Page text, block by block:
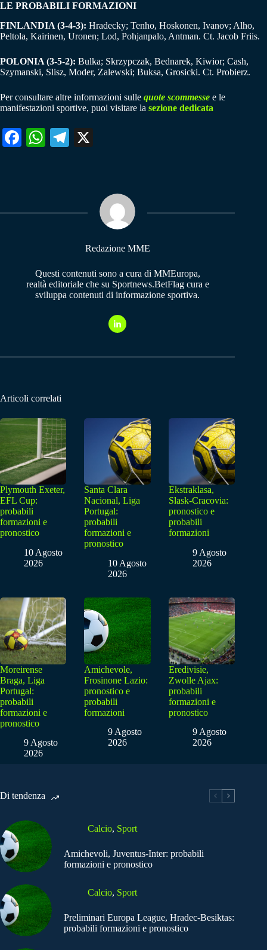
LE PROBABILI FORMAZIONI
FINLANDIA (3-4-3): Hradecky; Tenho, Hoskonen, Ivanov; Alho,
Peltola, Kairinen, Uronen; Lod, Pohjanpalo, Antman. Ct. Jacob Friis.
POLONIA (3-5-2): Bulka; Skrzypczak, Bednarek, Kiwior; Cash,
Szymanski, Slisz, Moder, Zalewski; Buksa, Grosicki. Ct. Probierz.
Per consultare altre informazioni sulle quote scommesse e le
manifestazioni sportive, puoi visitare la sezione dedicata
Fa W
pp
Te
m
Redazione MME
Questi contenuti sono a cura di MMEuropa,
realtà editoriale che su Sportnews.BetFlag cura e
sviluppa contenuti di informazione sportiva.
Articoli correlati
Plymouth Exeter,
EFL Cup:
probabili
formazioni e
pronostico
10 Agosto
2026
Santa Clara
Nacional, Liga
Portugal:
probabili
formazioni e
pronostico
10 Agosto
2026
Ekstraklasa,
Slask-Cracovia:
pronostico e
probabili
formazioni
9 Agosto
2026
Moreirense
Braga, Liga
Portugal:
probabili
formazioni e
pronostico
9 Agosto
2026
Amichevole,
Frosinone Lazio:
pronostico e
probabili
formazioni
9 Agosto
2026
Eredivisie,
Zwolle Ajax:
probabili
formazioni e
pronostico
9 Agosto
2026
Di tendenza
Calcio, Sport
Amichevoli, Juventus-Inter: probabili
formazioni e pronostico
Calcio, Sport
Preliminari Europa League, Hradec-Besiktas:
probabili formazioni e pronostico